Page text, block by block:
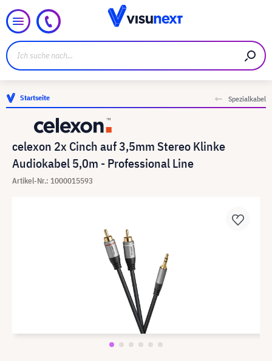
Startseite Spezialkabel
celexon 2x Cinch auf 3,5mm Stereo Klinke
Audiokabel 5,0m - Professional Line
Artikel-Nr.: 1000015593